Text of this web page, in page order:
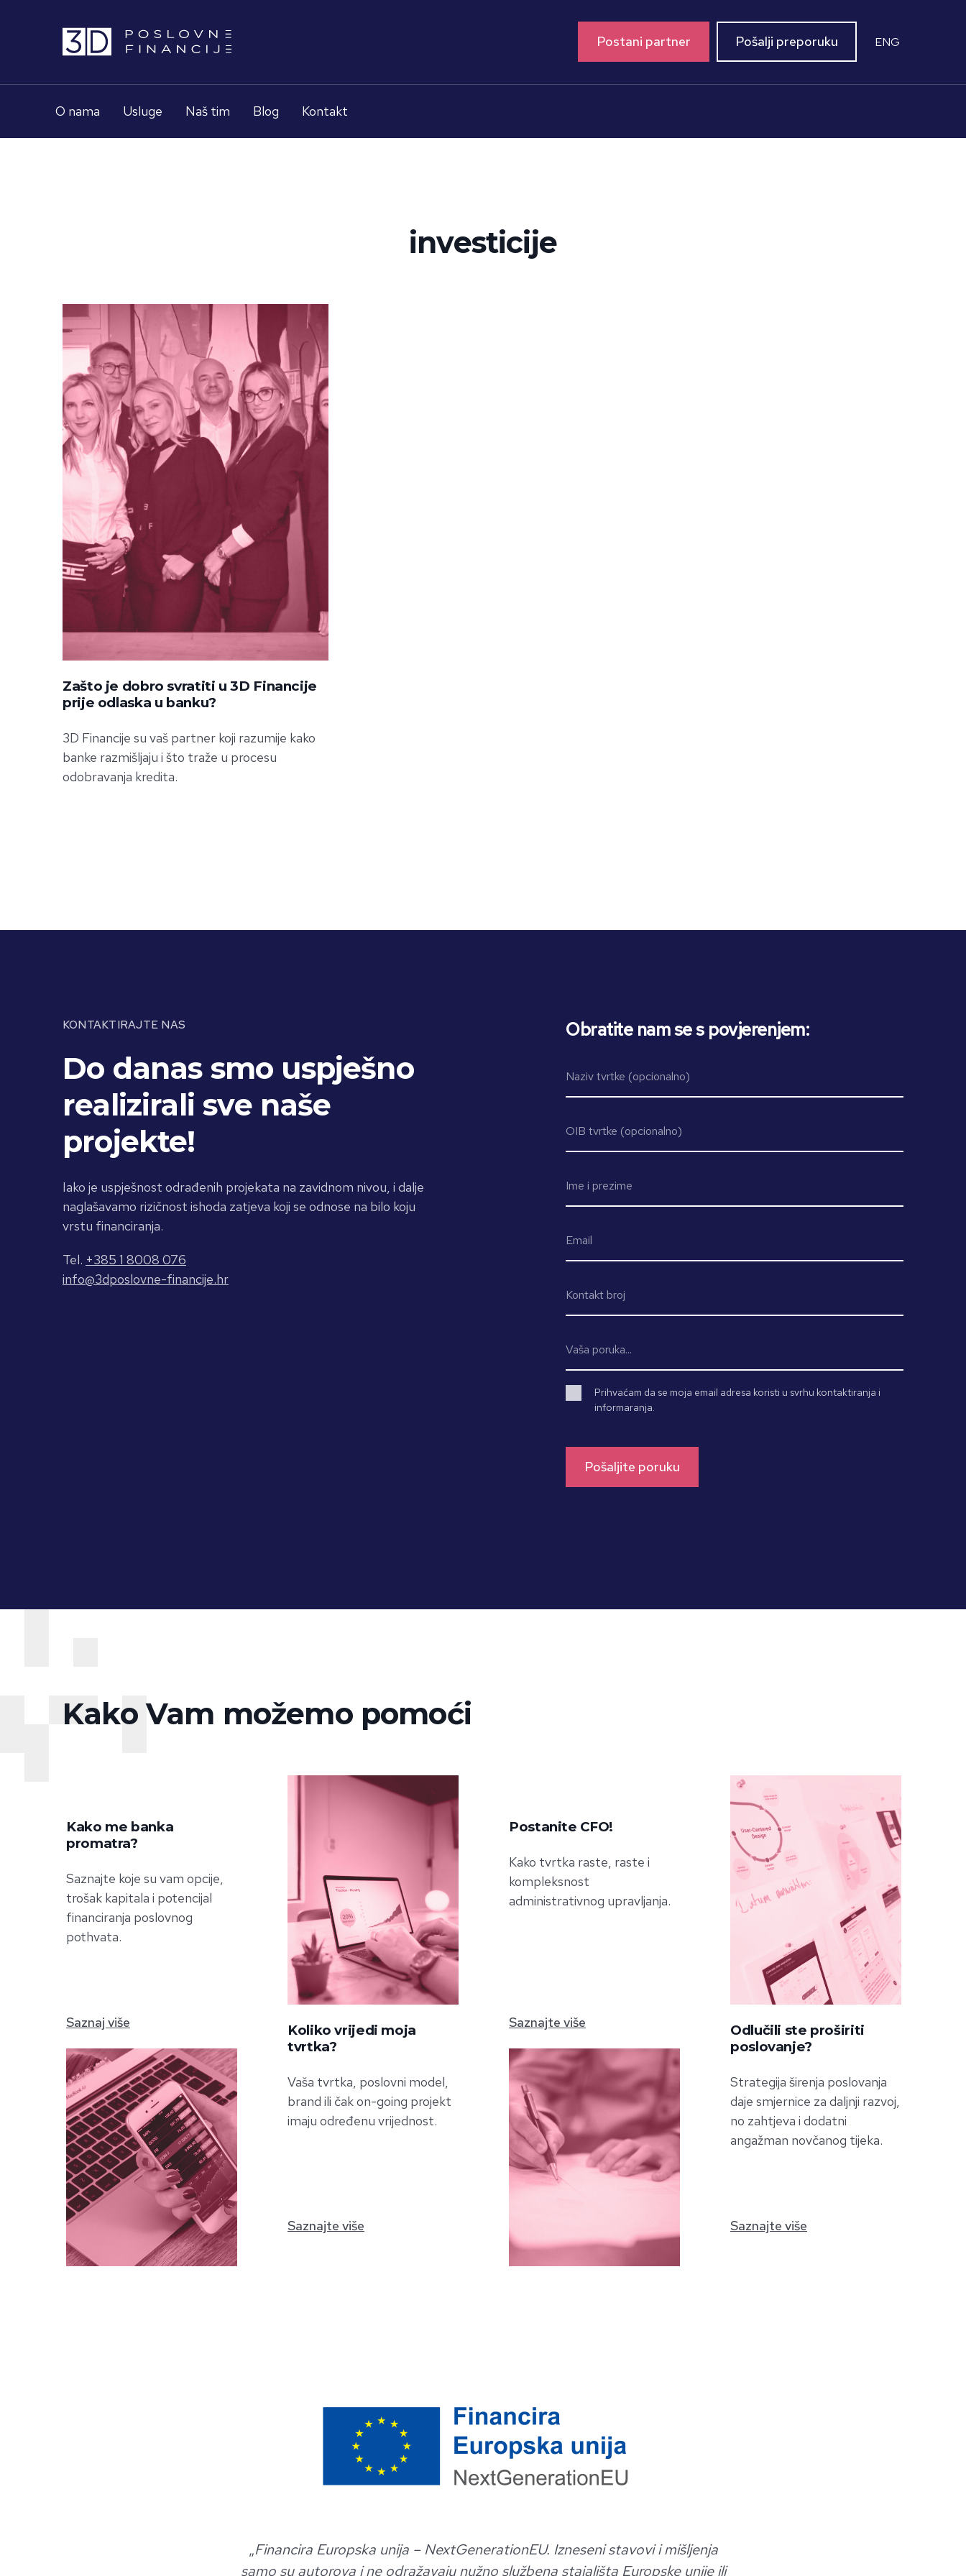
Postani partner Pošalji preporuku ENG
O nama Usluge Naš tim Blog Kontakt
investicije
Zašto je dobro svratiti u 3D Financije
prije odlaska u banku?
3D Financije su vaš partner koji razumije kako
banke razmišljaju i što traže u procesu
odobravanja kredita.
KONTAKTIRAJTE NAS
Do danas smo uspješno
realizirali sve naše
projekte!
Iako je uspješnost odrađenih projekata na zavidnom nivou, i dalje
naglašavamo rizičnost ishoda zatjeva koji se odnose na bilo koju
vrstu financiranja.
Tel. +385 1 8008 076
info@3dposlovne-financije.hr
Obratite nam se s povjerenjem:
Prihvaćam da se moja email adresa koristi u svrhu kontaktiranja i
informaranja.
Kako Vam možemo pomoći
Kako me banka
promatra?
Saznajte koje su vam opcije,
trošak kapitala i potencijal
financiranja poslovnog
pothvata.
Saznaj više
Koliko vrijedi moja
tvrtka?
Vaša tvrtka, poslovni model,
brand ili čak on-going projekt
imaju određenu vrijednost.
Saznajte više
Postanite CFO!
Kako tvrtka raste, raste i
kompleksnost
administrativnog upravljanja.
Saznajte više
Odlučili ste proširiti
poslovanje?
Strategija širenja poslovanja
daje smjernice za daljnji razvoj,
no zahtjeva i dodatni
angažman novčanog tijeka.
Saznajte više
„Financira Europska unija – NextGenerationEU. Izneseni stavovi i mišljenja
samo su autorova i ne odražavaju nužno službena stajališta Europske unije ili